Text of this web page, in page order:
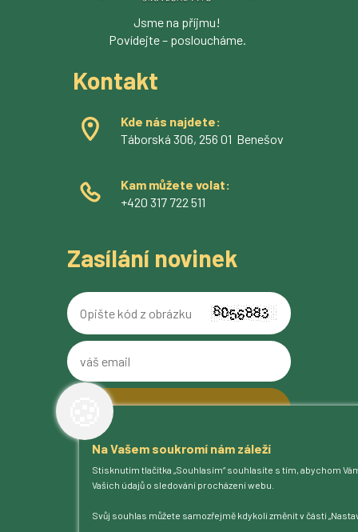
Na Vašem soukromí nám záleží
Stisknutím tlačítka „Souhlasím“ souhlasíte s tím, abychom
Vašich údajů o sledování procházení webu.
Svůj souhlas můžete samozřejmě kdykoli změnit v části
O pivovaru
Naše piva
Kam na Ferdinanda
Humnová sladovna
Jsme na příjmu!
Povídejte – posloucháme.
Kontakt
Kde nás najdete:
Táborská 306, 256 01 Benešov
Kam můžete volat:
+420 317 722 511
Zasílání novinek
Opište
kód
váš
email